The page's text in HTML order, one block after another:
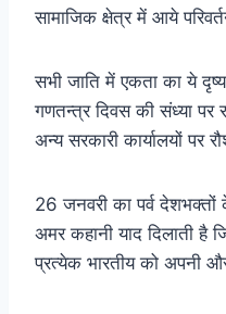
सामाजिक क्षेत्र में आये
सभी जाति में एकता का ये दृष्य
गणतन्त्र दिवस की संध्या पर
अन्य सरकारी कार्यालयों पर
26 जनवरी का पर्व
अमर कहानी याद दिलाती है
प्रत्येक भारतीय को अपनी